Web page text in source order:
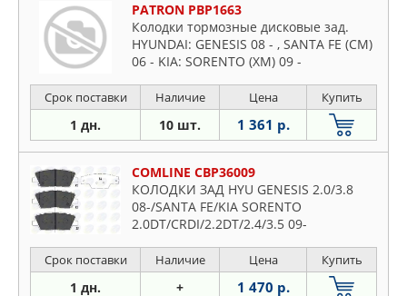
PATRON PBP1663
Колодки тормозные дисковые зад.
HYUNDAI: GENESIS 08 - , SANTA FE (CM)
06 - KIA: SORENTO (XM) 09 -
Срок поставки Наличие Цена Купить
1 дн. 10 шт. 1 361 р.
COMLINE CBP36009
КОЛОДКИ ЗАД HYU GENESIS 2.0/3.8
08-/SANTA FE/KIA SORENTO
2.0DT/CRDI/2.2DT/2.4/3.5 09-
Срок поставки Наличие Цена Купить
1 дн. + 1 470 р.